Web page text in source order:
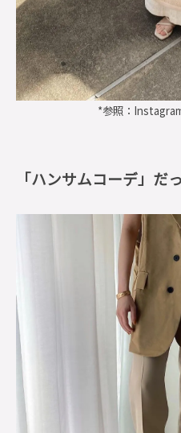
*参照：
「ハンサムコーデ」だ